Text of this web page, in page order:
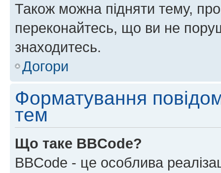
Також можна підняти тему,
переконайтесь, що ви не
знаходитесь.
Догори
Форматування
тем
Що таке BBCode?
BBCode - це особлива